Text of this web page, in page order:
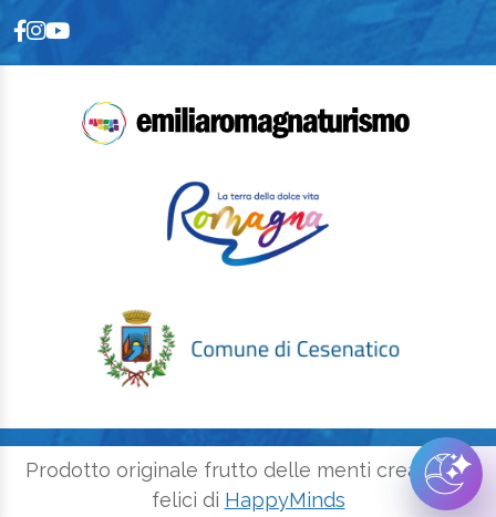
Prodotto originale frutto delle menti creative e
felici di HappyMinds